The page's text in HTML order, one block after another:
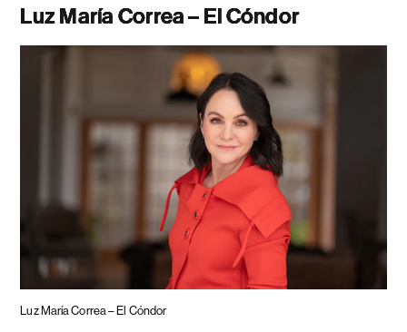
Luz María Correa – El Cóndor
Luz María Correa – El Cóndor